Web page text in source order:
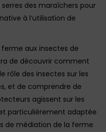
des maraîchers pour
à l’utilisation de
aux insectes de
de découvrir comment
rôle des insectes sur les
et de comprendre de
agissent sur les
particulièrement adaptée
de médiation de la ferme